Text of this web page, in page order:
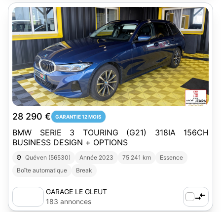
15
28 290 € GARANTIE 12 MOIS
BMW SERIE 3 TOURING (G21) 318IA 156CH
BUSINESS DESIGN + OPTIONS
Quéven (56530) Année 2023 75 241 km
Essence
Boîte automatique
Break
GARAGE LE GLEUT
183 annonces